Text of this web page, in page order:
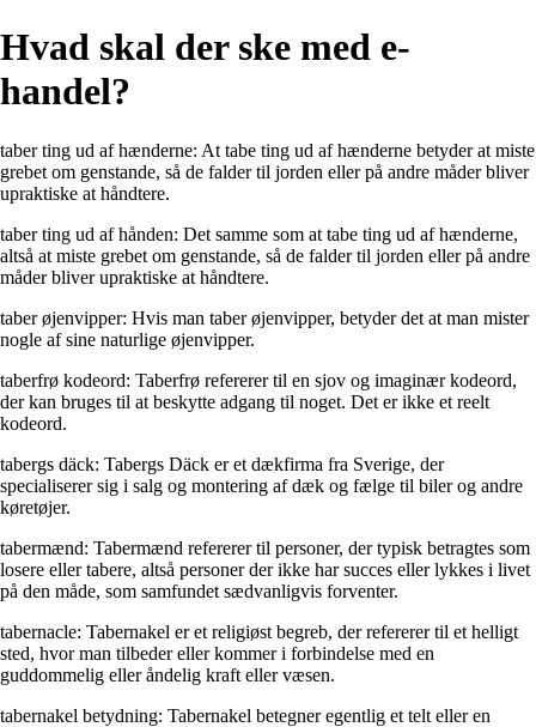
Hvad skal der ske med e-
handel?
taber ting ud af hænderne: At tabe ting ud af hænderne betyder at miste
grebet om genstande, så de falder til jorden eller på andre måder bliver
upraktiske at håndtere.
taber ting ud af hånden: Det samme som at tabe ting ud af hænderne,
altså at miste grebet om genstande, så de falder til jorden eller på andre
måder bliver upraktiske at håndtere.
taber øjenvipper: Hvis man taber øjenvipper, betyder det at man mister
nogle af sine naturlige øjenvipper.
taberfrø kodeord: Taberfrø refererer til en sjov og imaginær kodeord,
der kan bruges til at beskytte adgang til noget. Det er ikke et reelt
kodeord.
tabergs däck: Tabergs Däck er et dækfirma fra Sverige, der
specialiserer sig i salg og montering af dæk og fælge til biler og andre
køretøjer.
tabermænd: Tabermænd refererer til personer, der typisk betragtes som
losere eller tabere, altså personer der ikke har succes eller lykkes i livet
på den måde, som samfundet sædvanligvis forventer.
tabernacle: Tabernakel er et religiøst begreb, der refererer til et helligt
sted, hvor man tilbeder eller kommer i forbindelse med en
guddommelig eller åndelig kraft eller væsen.
tabernakel betydning: Tabernakel betegner egentlig et telt eller en